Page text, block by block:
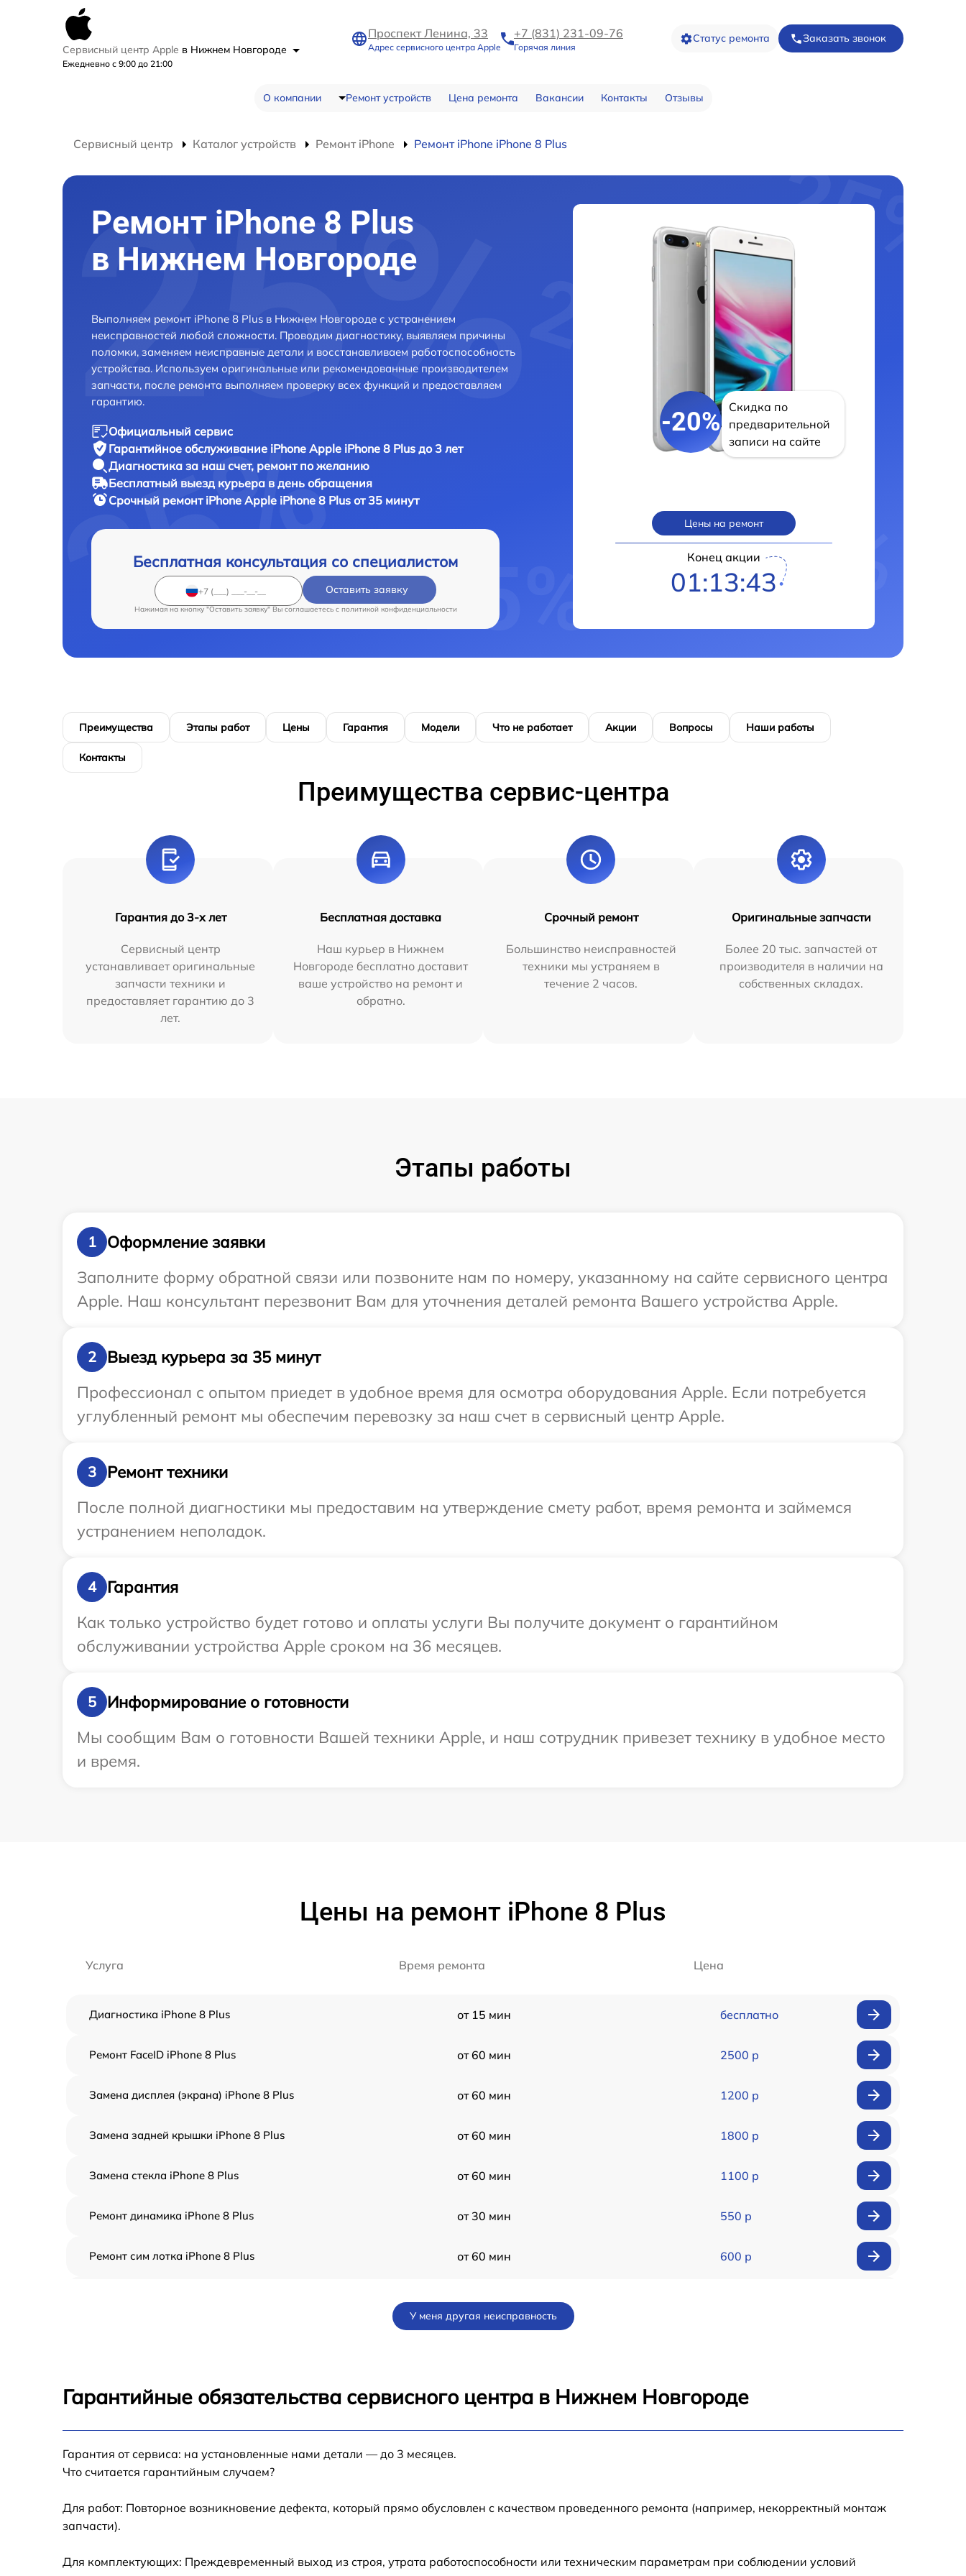
Сервисный центр Apple в Нижнем Новгороде
Ежедневно с 9:00 до 21:00
Проспект Ленина, 33
Адрес сервисного центра Apple
+7 (831) 231-09-76
Горячая линия
Статус ремонта Заказать звонок
О компании Ремонт устройств Цена ремонта Вакансии Контакты Отзывы
Сервисный центр Каталог устройств Ремонт iPhone Ремонт iPhone iPhone 8 Plus
Ремонт iPhone 8 Plus
в Нижнем Новгороде
Выполняем ремонт iPhone 8 Plus в Нижнем Новгороде с устранением
неисправностей любой сложности. Проводим диагностику, выявляем причины
поломки, заменяем неисправные детали и восстанавливаем работоспособность
устройства. Используем оригинальные или рекомендованные производителем
запчасти, после ремонта выполняем проверку всех функций и предоставляем
гарантию.
Официальный сервис
Гарантийное обслуживание iPhone Apple iPhone 8 Plus до 3 лет
Диагностика за наш счет, ремонт по желанию
Бесплатный выезд курьера в день обращения
Срочный ремонт iPhone Apple iPhone 8 Plus от 35 минут
Бесплатная консультация со специалистом
Оставить заявку
Нажимая на кнопку "Оставить заявку" Вы соглашаетесь c политикой конфиденциальности
-20%
Скидка по
предварительной
записи на сайте
Цены на ремонт
Конец акции
01:13:42
Преимущества Этапы работ Цены Гарантия Модели Что не работает Акции Вопросы Наши работы
Контакты
Преимущества сервис-центра
Гарантия до 3-х лет
Сервисный центр
устанавливает оригинальные
запчасти техники и
предоставляет гарантию до 3
лет.
Бесплатная доставка
Наш курьер в Нижнем
Новгороде бесплатно доставит
ваше устройство на ремонт и
обратно.
Срочный ремонт
Большинство неисправностей
техники мы устраняем в
течение 2 часов.
Оригинальные запчасти
Более 20 тыс. запчастей от
производителя в наличии на
собственных складах.
Этапы работы
1
Оформление заявки
Заполните форму обратной связи или позвоните нам по номеру, указанному на сайте сервисного центра
Apple. Наш консультант перезвонит Вам для уточнения деталей ремонта Вашего устройства Apple.
2
Выезд курьера за 35 минут
Профессионал с опытом приедет в удобное время для осмотра оборудования Apple. Если потребуется
углубленный ремонт мы обеспечим перевозку за наш счет в сервисный центр Apple.
3
Ремонт техники
После полной диагностики мы предоставим на утверждение смету работ, время ремонта и займемся
устранением неполадок.
4
Гарантия
Как только устройство будет готово и оплаты услуги Вы получите документ о гарантийном
обслуживании устройства Apple сроком на 36 месяцев.
5
Информирование о готовности
Мы сообщим Вам о готовности Вашей техники Apple, и наш сотрудник привезет технику в удобное место
и время.
Цены на ремонт iPhone 8 Plus
Услуга Время ремонта Цена
Диагностика iPhone 8 Plus от 15 мин бесплатно
Ремонт FaceID iPhone 8 Plus от 60 мин 2500 р
Замена дисплея (экрана) iPhone 8 Plus от 60 мин 1200 р
Замена задней крышки iPhone 8 Plus от 60 мин 1800 р
Замена стекла iPhone 8 Plus от 60 мин 1100 р
Ремонт динамика iPhone 8 Plus от 30 мин 550 р
Ремонт сим лотка iPhone 8 Plus от 60 мин 600 р
Замена стекла камеры iPhone 8 Plus
У меня другая неисправность
Гарантийные обязательства сервисного центра в Нижнем Новгороде
Гарантия от сервиса: на установленные нами детали — до 3 месяцев.
Что считается гарантийным случаем?
Для работ: Повторное возникновение дефекта, который прямо обусловлен с качеством проведенного ремонта (например, некорректный монтаж
запчасти).
Для комплектующих: Преждевременный выход из строя, утрата работоспособности или техническим параметрам при соблюдении условий